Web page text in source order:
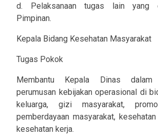
d. Pelaksanaan tugas lain yang
Pimpinan.
Kepala Bidang Kesehatan Masyarakat
Tugas Pokok
Membantu Kepala Dinas dalam
perumusan kebijakan operasional di
keluarga, gizi masyarakat,
pemberdayaan masyarakat,
kesehatan kerja.